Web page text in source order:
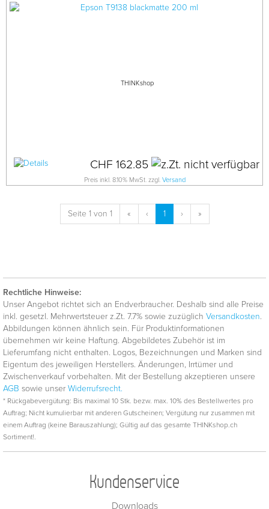
THINKshop
CHF 162.85
Preis inkl. 8.10% MwSt. zzgl. Versand
Seite 1 von 1 « ‹ 1 › »
Rechtliche Hinweise:
Unser Angebot richtet sich an Endverbraucher. Deshalb sind alle Preise
inkl. gesetzl. Mehrwertsteuer z.Zt. 7.7% sowie zuzüglich Versandkosten.
Abbildungen können ähnlich sein. Für Produktinformationen
übernehmen wir keine Haftung. Abgebildetes Zubehör ist im
Lieferumfang nicht enthalten. Logos, Bezeichnungen und Marken sind
Eigentum des jeweiligen Herstellers. Änderungen, Irrtümer und
Zwischenverkauf vorbehalten. Mit der Bestellung akzeptieren unsere
AGB sowie unser Widerrufsrecht.
* Rückgabevergütung: Bis maximal 10 Stk. bezw. max. 10% des Bestellwertes pro
Auftrag; Nicht kumulierbar mit anderen Gutscheinen; Vergütung nur zusammen mit
einem Auftrag (keine Barauszahlung); Gültig auf das gesamte THINKshop.ch
Sortiment!.
Kundenservice
Downloads